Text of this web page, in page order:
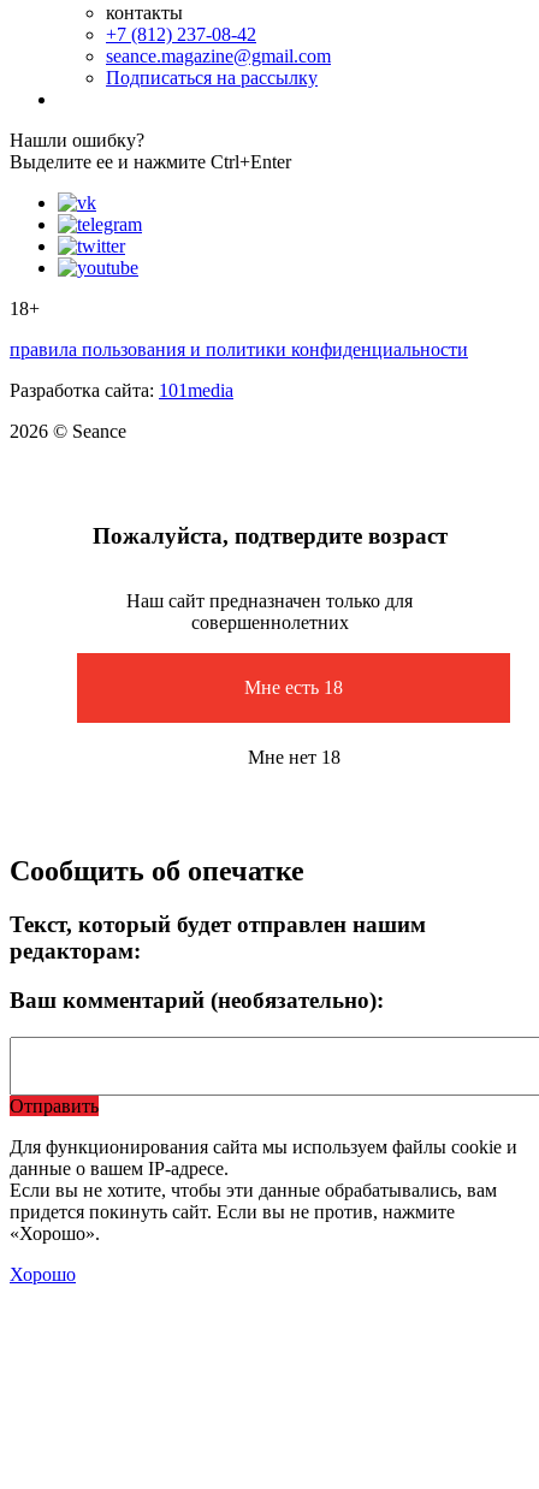
контакты
+7 (812) 237-08-42
seance.magazine@gmail.com
Подписаться на рассылку
Нашли ошибку?
Выделите ее и нажмите Ctrl+Enter
18+
правила пользования и политики конфиденциальности
Разработка сайта: 101media
2026 © Seance
Пожалуйста, подтвердите возраст
Наш сайт предназначен только для
совершеннолетних
Мне есть 18
Мне нет 18
Сообщить об опечатке
Текст, который будет отправлен нашим
редакторам:
Ваш комментарий (необязательно):
Отправить
Для функционирования сайта мы используем файлы cookie и
данные о вашем IP-адресе.
Если вы не хотите, чтобы эти данные обрабатывались, вам
придется покинуть сайт. Если вы не против, нажмите
«Хорошо».
Хорошо